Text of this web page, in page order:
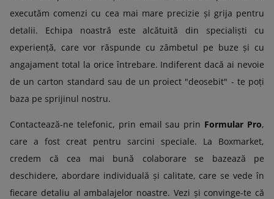
executăm comenzi cu cea mai mare precizie și grija pentru
detalii. Echipa noastră este alcătuită din specialiști cu
experiență, care vor răspunde cu zâmbetul pe buze și cu
angajament total la orice întrebare. Indiferent dacă ai nevoie
de un carton standard sau de un proiect "deosebit" - te poți
baza pe sprijinul nostru.
Contactează-ne telefonic, prin email sau prin Formular Pro,
care a fost creat pentru sarcini speciale. La Boxmarket,
credem că cea mai bună colaborare se bazează pe
deschidere, abordare individuală și calitate, care se vede în
fiecare detaliu al ambalajelor noastre. Vezi și convinge-te că